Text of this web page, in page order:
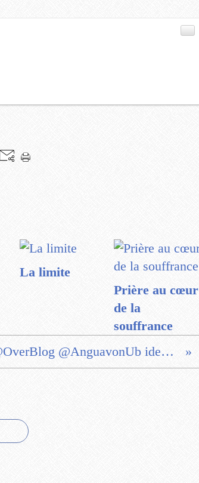
La limite
Prière au cœur
de la
souffrance
@OverBlog @AnguavonUb idem pour moi